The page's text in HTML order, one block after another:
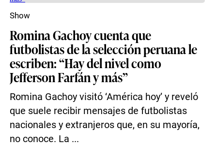
Romina Gachoy cuenta que
futbolistas de la selección peruana le
escriben: “Hay del nivel como
Jefferson Farfán y más”
Romina Gachoy visitó ‘América hoy’ y reveló
que suele recibir mensajes de futbolistas
nacionales y extranjeros que, en su mayoría,
no conoce. La ...
Show